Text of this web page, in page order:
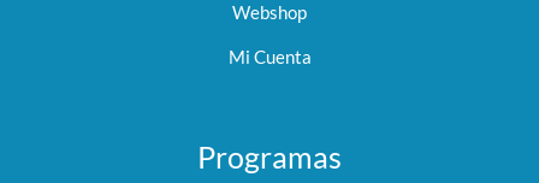
Webshop
Mi Cuenta
Programas